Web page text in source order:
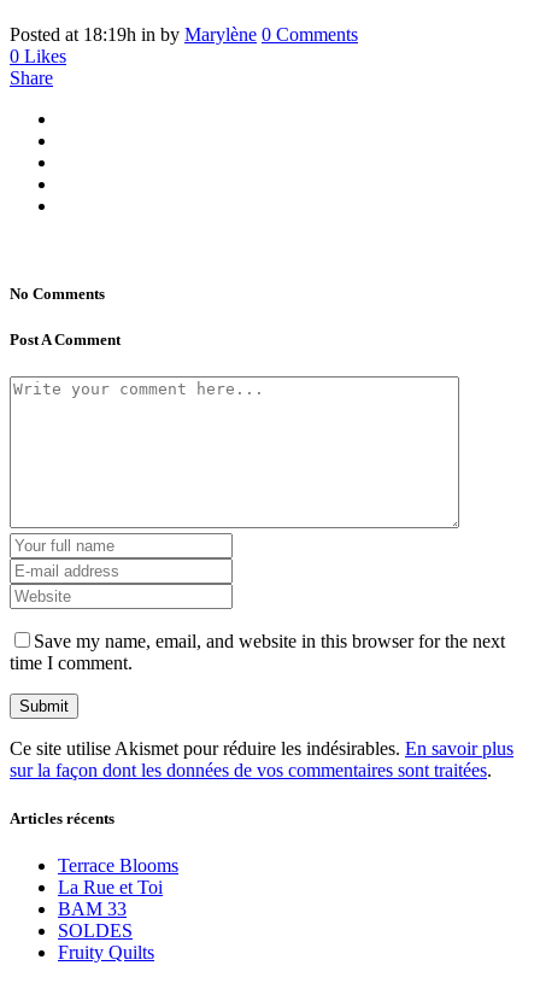
Posted at 18:19h in by Marylène 0 Comments
0 Likes
Share
No Comments
Post A Comment
Save my name, email, and website in this browser for the next
time I comment.
Ce site utilise Akismet pour réduire les indésirables. En savoir plus
sur la façon dont les données de vos commentaires sont traitées.
Articles récents
Terrace Blooms
La Rue et Toi
BAM 33
SOLDES
Fruity Quilts